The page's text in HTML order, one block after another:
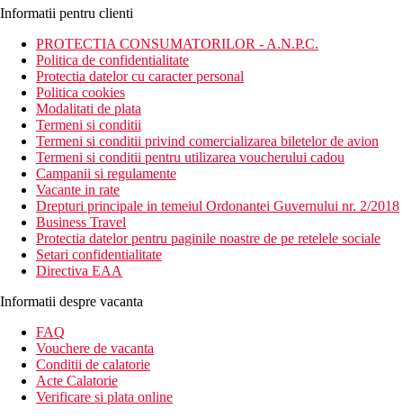
Informatii pentru clienti
PROTECTIA CONSUMATORILOR - A.N.P.C.
Politica de confidentialitate
Protectia datelor cu caracter personal
Politica cookies
Modalitati de plata
Termeni si conditii
Termeni si conditii privind comercializarea biletelor de avion
Termeni si conditii pentru utilizarea voucherului cadou
Campanii si regulamente
Vacante in rate
Drepturi principale in temeiul Ordonantei Guvernului nr. 2/2018
Business Travel
Protectia datelor pentru paginile noastre de pe retelele sociale
Setari confidentialitate
Directiva EAA
Informatii despre vacanta
FAQ
Vouchere de vacanta
Conditii de calatorie
Acte Calatorie
Verificare si plata online